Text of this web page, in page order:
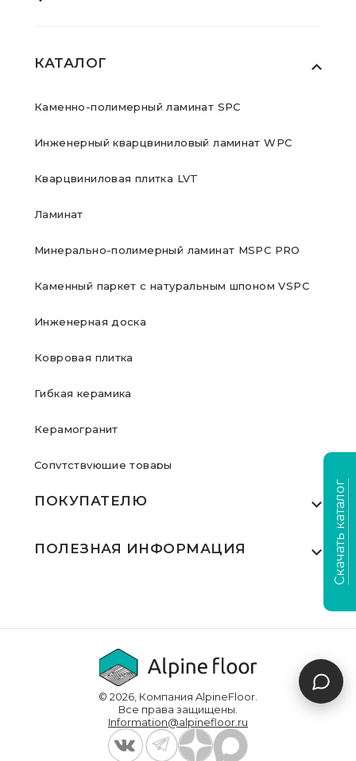
КАТАЛОГ
Каменно-полимерный ламинат SPC
Инженерный кварцвиниловый ламинат WPC
Кварцвиниловая плитка LVT
Ламинат
Минерально-полимерный ламинат MSPC PRO
Каменный паркет с натуральным шпоном VSPC
Инженерная доска
Ковровая плитка
Гибкая керамика
Керамогранит
Сопутствующие товары
ПОКУПАТЕЛЮ
Где купить
Выполненные проекты
Доставка и оплата
ПОЛЕЗНАЯ ИНФОРМАЦИЯ
Видеообзоры
Для дилеров
Инструкции по укладке
Часто задаваемые вопросы
© 2026, Компания AlpineFloor.
Все права защищены.
Information@alpinefloor.ru
Скачать каталог